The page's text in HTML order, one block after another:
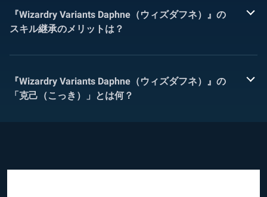
『Wizardry Variants Daphne（ウィズダフネ）』の
スキル継承のメリットは？
『Wizardry Variants Daphne（ウィズダフネ）』の
「克己（こっき）」とは何？